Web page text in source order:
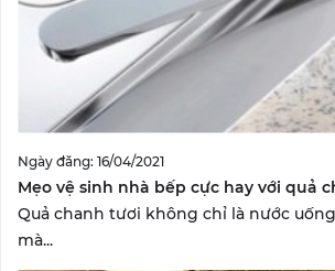
Ngày đăng: 16/04/2021
Mẹo vệ sinh nhà bếp cực hay với quả
Quả chanh tươi không chỉ là nước
mà...